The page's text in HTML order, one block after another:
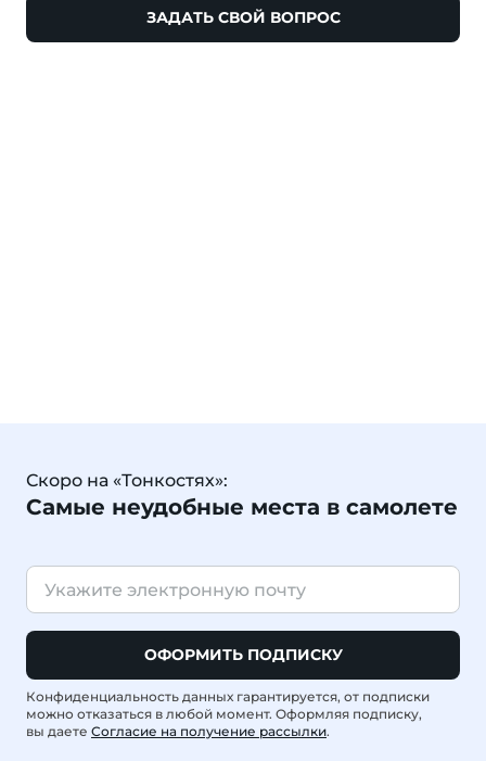
ЗАДАТЬ СВОЙ ВОПРОС
Скоро на «Тонкостях»:
Самые неудобные места в самолете
ОФОРМИТЬ ПОДПИСКУ
Конфиденциальность данных гарантируется, от подписки
можно отказаться в любой момент. Оформляя подписку,
вы даете Согласие на получение рассылки.